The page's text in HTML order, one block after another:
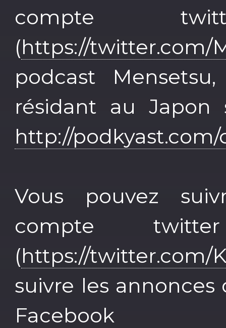
compte
(https://twitter.com/
podcast
résidant au
http://
Vous pouvez
compte
(https://twitter.com/
suivre les